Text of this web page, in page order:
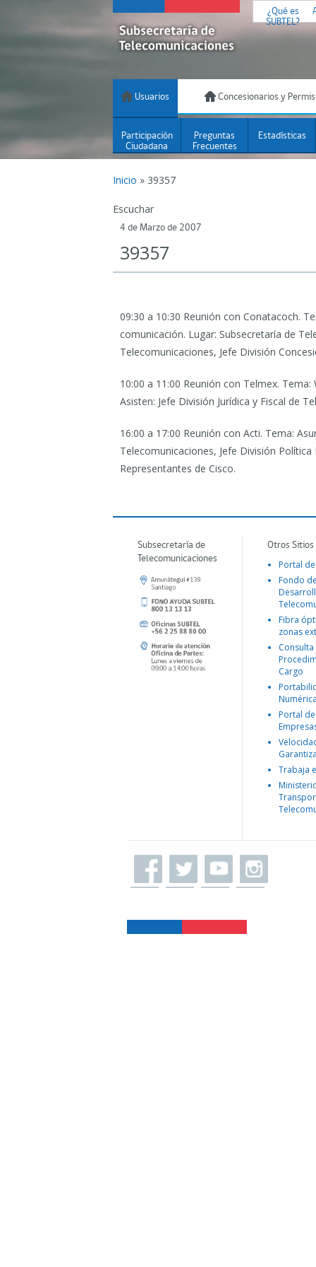
¿Qué es
SUBTEL?
Usuarios Concesionarios y
Participación
Ciudadana
Preguntas
Frecuentes
Estadísticas
Inicio » 39357
Escuchar
4 de Marzo de 2007
39357
09:30 a 10:30 Reunión con Conatacoch.
comunicación. Lugar: Subsecretaría de
Telecomunicaciones, Jefe División
10:00 a 11:00 Reunión con Telmex. Tema:
Asisten: Jefe División Jurídica y Fiscal de
16:00 a 17:00 Reunión con Acti. Tema:
Telecomunicaciones, Jefe División
Representantes de Cisco.
Subsecretaría de
Telecomunicaciones
Otros
Portal
Fondo
Fibra
zonas
Consulta
Cargo
Portal
Trabaja